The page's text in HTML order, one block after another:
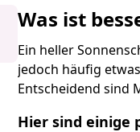
Was ist
Ein heller
jedoch häufig
Entscheidend sind
Hier sind einige